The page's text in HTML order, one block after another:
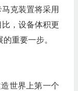
克装置将采用
，设备体积更
重要一步。
世界上第一个